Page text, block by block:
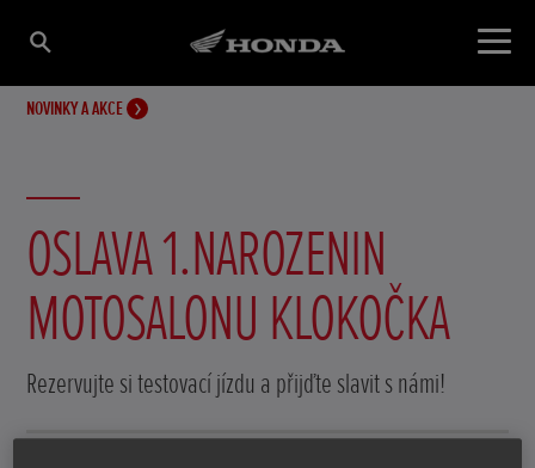
NOVINKY A AKCE
OSLAVA 1.NAROZENIN
MOTOSALONU KLOKOČKA
Rezervujte si testovací jízdu a přijďte slavit s námi!